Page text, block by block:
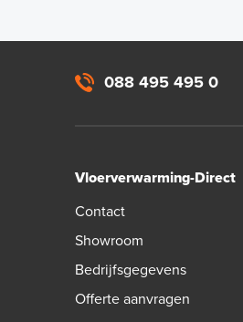
088 495 495 0
Vloerverwarming-Direct
Contact
Showroom
Bedrijfsgegevens
Offerte aanvragen